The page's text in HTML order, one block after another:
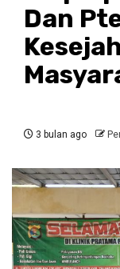
Dan
3 bulan ago